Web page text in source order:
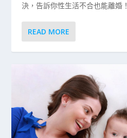
決，告訴你性生活不合也能離婚！
READ MORE